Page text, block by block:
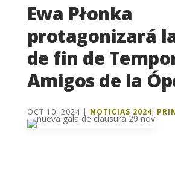
Ewa Płonka
protagonizará
de fin de
Amigos de la
OCT 10, 2024| NOTICIAS 2024,